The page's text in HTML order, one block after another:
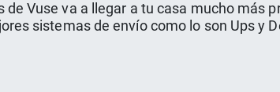
de Vuse va a llegar a tu casa mucho más
sistemas de envío como lo son Ups y